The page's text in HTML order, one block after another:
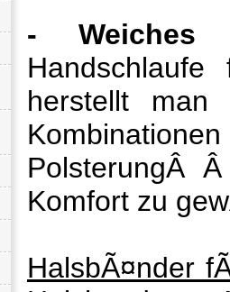
- Weiches
herstellt
PolsterungÂ
Komfort zu
HalsbÃ¤nder